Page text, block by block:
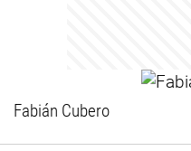
Fabián Cubero